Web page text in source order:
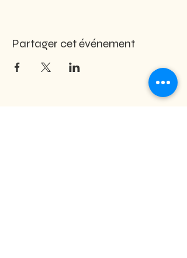
Partager cet événement